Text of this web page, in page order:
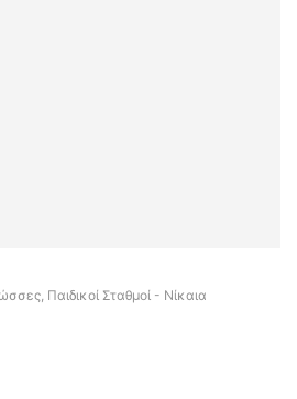
Παιδικοί Σταθμοί - Νίκαια